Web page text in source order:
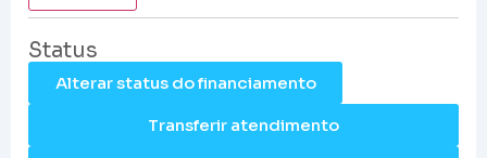
Status
Alterar status do financiamento
Transferir atendimento